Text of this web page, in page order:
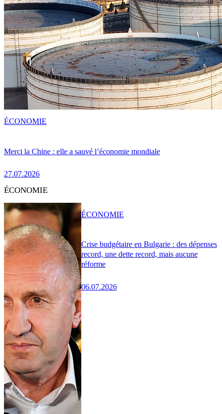
Merci la Chine : elle a sauvé l’économie mondiale
27.07.2026
ÉCONOMIE
ÉCONOMIE
Crise budgétaire en Bulgarie : des dépenses
record, une dette record, mais aucune
réforme
06.07.2026
ÉCONOMIE